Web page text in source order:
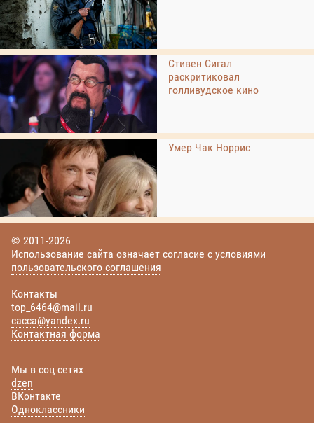
Стивен Сигал
раскритиковал
голливудское кино
Умер Чак Норрис
© 2011-2026
Использование сайта означает согласие с условиями
пользовательского соглашения
Контакты
top_6464@mail.ru
cacca@yandex.ru
Контактная форма
Мы в соц сетях
dzen
ВКонтакте
Одноклассники